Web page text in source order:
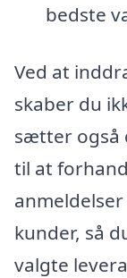
bedste
Ved at
skaber du
sætter også
til at
kunder, så
valgte